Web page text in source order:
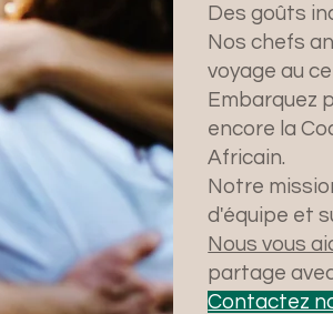
Des goûts
Nos chefs
voyage au
Embarquez
encore la
Africain.
Notre
d'équipe et
Nous vous
partage
Contactez